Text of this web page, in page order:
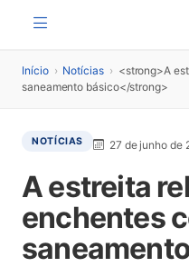
Início › Notícias › <strong>A
saneamento básico</strong>
NOTÍCIAS 27 de junho de
A estreita
enchentes